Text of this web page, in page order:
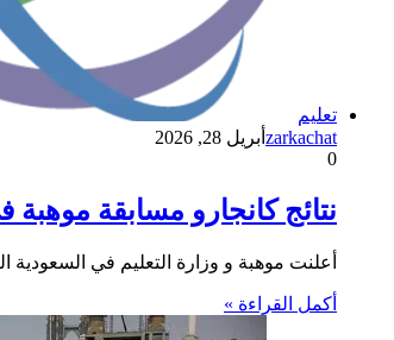
تعليم
zarkachat أبريل 28, 2026
0
نتائج كانجارو مسابقة موهبة في
أعلنت موهبة و وزارة التعليم في السعودية اليوم الثلاثاء (28 أبريل) نتائج مسابقة كنجارو
أكمل القراءة »